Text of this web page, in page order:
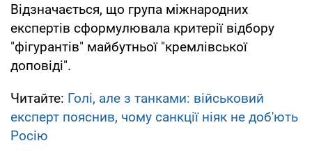
Відзначається, що група міжнародних
експертів сформулювала критерії відбору
"фігурантів" майбутньої "кремлівської
доповіді".
Читайте: Голі, але з танками: військовий
експерт пояснив, чому санкції ніяк не доб'ють
Росію